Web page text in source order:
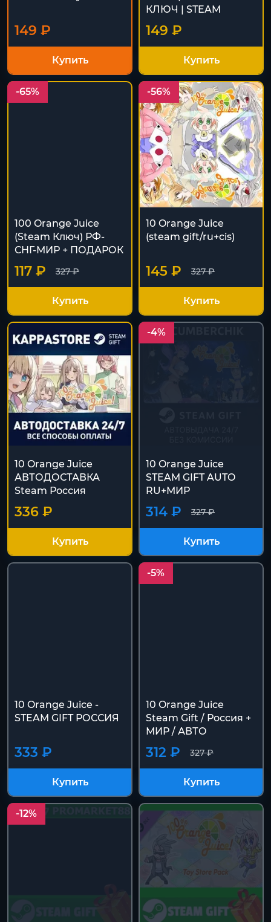
149 ₽
Купить
КЛЮЧ | STEAM
149 ₽
Купить
-65%
100 Orange Juice
(Steam Ключ) РФ-
СНГ-МИР + ПОДАРОК
327 ₽
117 ₽
Купить
-56%
10 Orange Juice
(steam gift/ru+cis)
327 ₽
145 ₽
Купить
10 Orange Juice
АВТОДОСТАВКА
Steam Россия
336 ₽
Купить
-4%
10 Orange Juice
STEAM GIFT AUTO
RU+МИР
327 ₽
314 ₽
Купить
10 Orange Juice -
STEAM GIFT РОССИЯ
333 ₽
Купить
-5%
10 Orange Juice
Steam Gift / Россия +
МИР / АВТО
327 ₽
312 ₽
Купить
-12%